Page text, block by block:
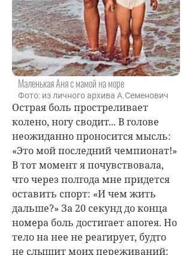
Маленькая Аня с мамой на море
Фото: из личного архива А.Семенович
Острая боль простреливает
колено, ногу сводит... В голове
неожиданно проносится мысль:
«Это мой последний чемпионат!»
В тот момент я почувствовала,
что через полгода мне придется
оставить спорт: «И чем жить
дальше?» За 20 секунд до конца
номера боль достигает апогея. Но
тело на нее не реагирует, будто
не слышит моих переживаний: